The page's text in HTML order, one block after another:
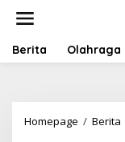
Berita Olahraga
Homepage / Berita